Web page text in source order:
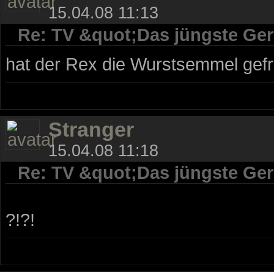
15.04.08 11:13
Re: TV &quot;Das jüngste
hat der Rex die Wurstsemmel
Stranger
15.04.08 11:18
Re: TV &quot;Das jüngste
?!?!